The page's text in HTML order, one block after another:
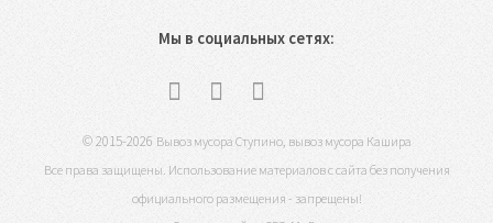
Мы в социальных сетях:
© 2015-2026 Вывоз мусора Ступино, вывоз мусора Кашира
Все права защищены. Использование материалов с сайта без получения
официального размещения - запрещены!